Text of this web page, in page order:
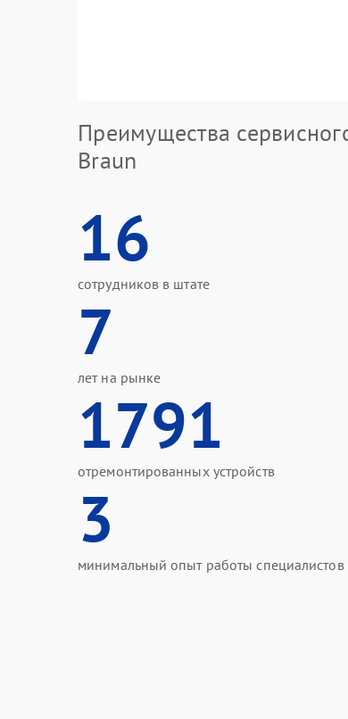
Преимущества
Braun
16
сотрудников в штате
7
лет на рынке
1791
отремонтированных устройств
3
минимальный опыт работы специалистов